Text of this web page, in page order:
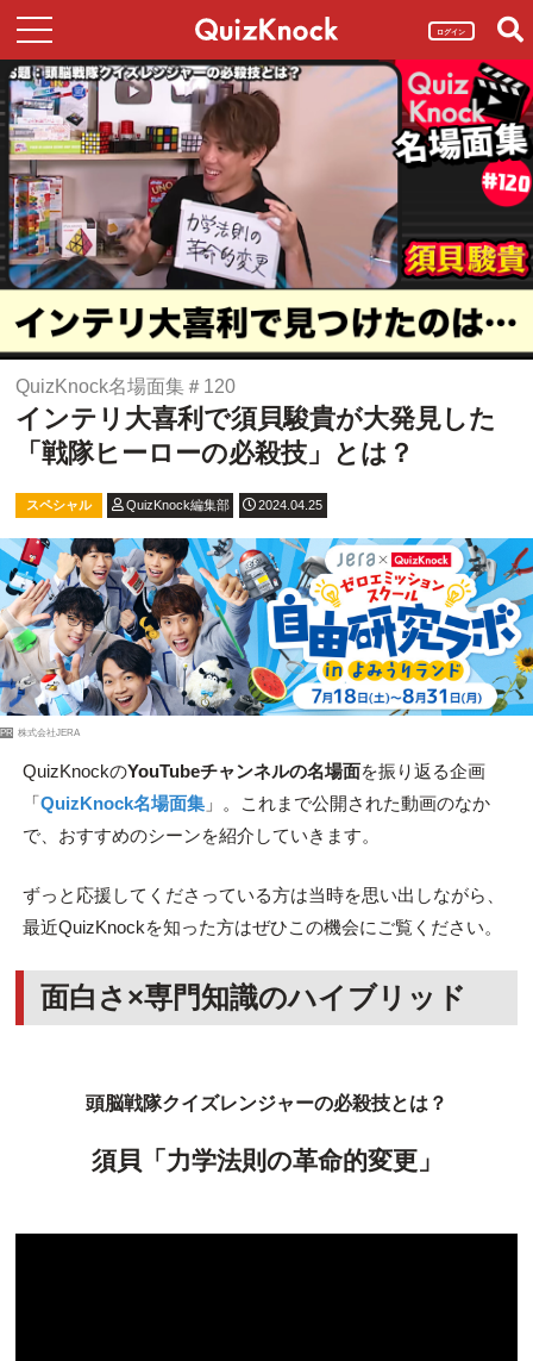
ログイン
QuizKnock名場面集＃120
インテリ大喜利で須貝駿貴が大発見した
「戦隊ヒーローの必殺技」とは？
スペシャル QuizKnock編集部 2024.04.25
PR 株式会社JERA
QuizKnockのYouTubeチャンネルの名場面を振り返る企画
「QuizKnock名場面集」。これまで公開された動画のなか
で、おすすめのシーンを紹介していきます。
ずっと応援してくださっている方は当時を思い出しながら、
最近QuizKnockを知った方はぜひこの機会にご覧ください。
面白さ×専門知識のハイブリッド
頭脳戦隊クイズレンジャーの必殺技とは？
須貝「力学法則の革命的変更」